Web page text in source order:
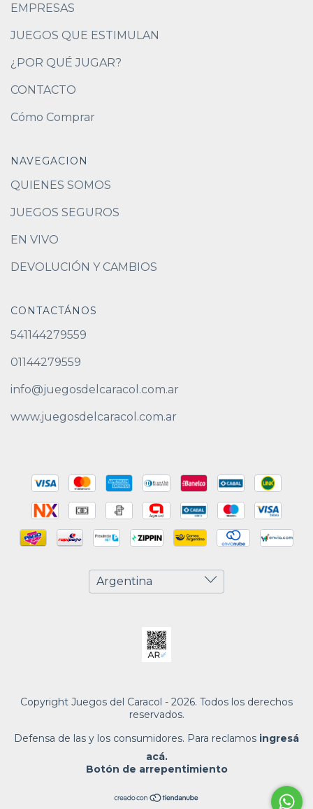
EMPRESAS
JUEGOS QUE ESTIMULAN
¿POR QUÉ JUGAR?
CONTACTO
Cómo Comprar
NAVEGACION
QUIENES SOMOS
JUEGOS SEGUROS
EN VIVO
DEVOLUCIÓN Y CAMBIOS
CONTACTÁNOS
541144279559
01144279559
info@juegosdelcaracol.com.ar
www.juegosdelcaracol.com.ar
Copyright Juegos del Caracol - 2026. Todos los derechos
reservados.
Defensa de las y los consumidores. Para reclamos ingresá
acá.
Botón de arrepentimiento